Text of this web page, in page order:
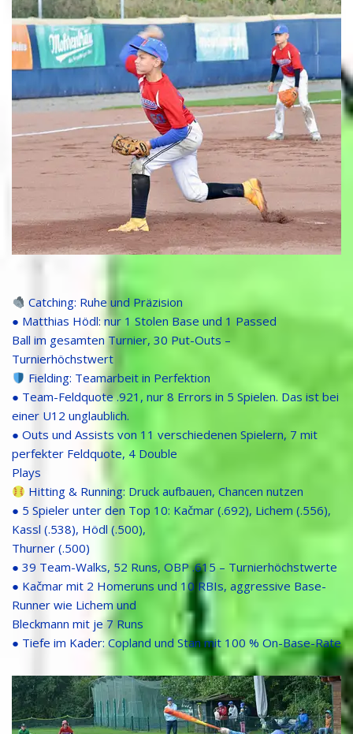
Catching: Ruhe und Präzision
● Matthias Hödl: nur 1 Stolen Base und 1 Passed
Ball im gesamten Turnier, 30 Put-Outs –
Turnierhöchstwert
Fielding: Teamarbeit in Perfektion
● Team-Feldquote .921, nur 8 Errors in 5 Spielen. Das ist bei
einer U12 unglaublich.
● Outs und Assists von 11 verschiedenen Spielern, 7 mit
perfekter Feldquote, 4 Double
Plays
Hitting & Running: Druck aufbauen, Chancen nutzen
● 5 Spieler unter den Top 10: Kačmar (.692), Lichem (.556),
Kassl (.538), Hödl (.500),
Thurner (.500)
● 39 Team-Walks, 52 Runs, OBP .615 – Turnierhöchstwerte
● Kačmar mit 2 Homeruns und 10 RBIs, aggressive Base-
Runner wie Lichem und
Bleckmann mit je 7 Runs
● Tiefe im Kader: Copland und Stan mit 100 % On-Base-Rate